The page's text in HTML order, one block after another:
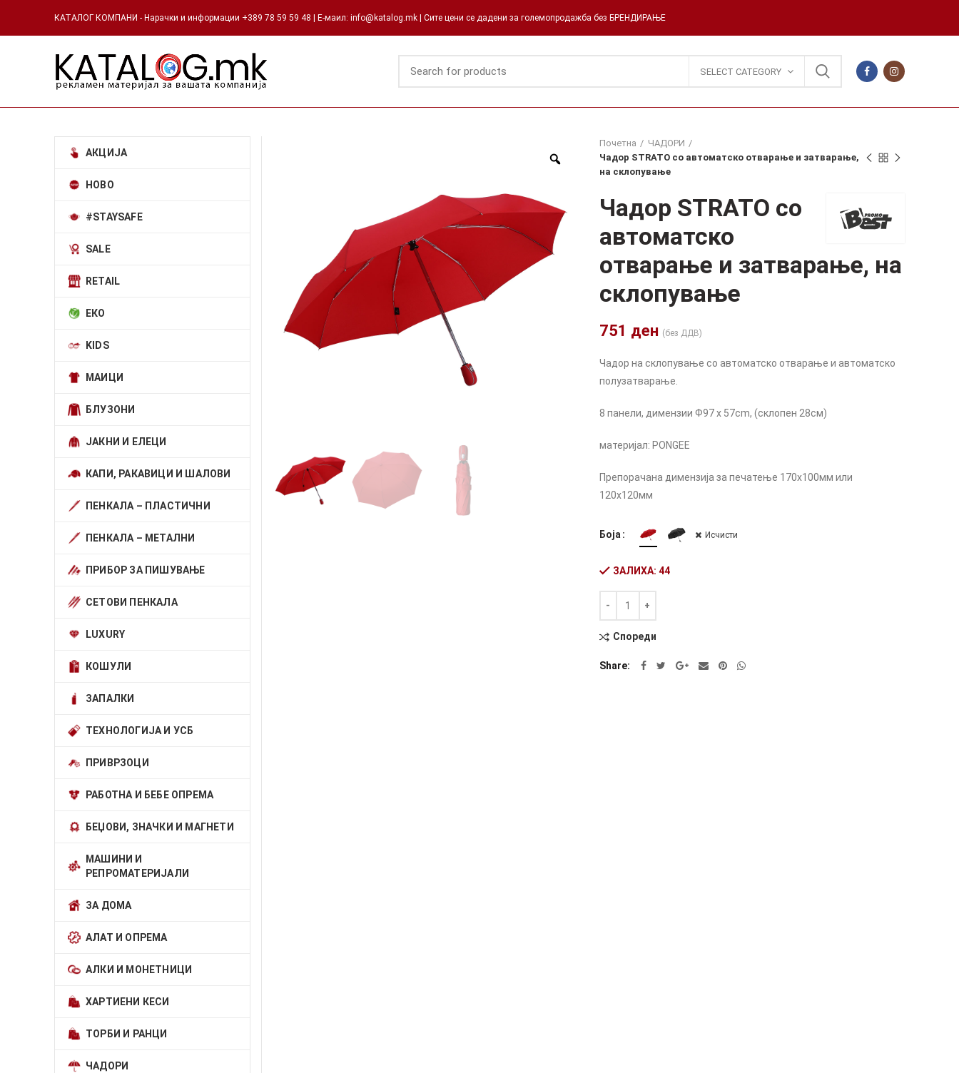
КАТАЛОГ КОМПАНИ - Нарачки и информации +389 78 59 59 48 | Е-маил: info@katalog.mk | Сите цени се дадени за големопродажба без БРЕНДИРАЊЕ
SELECT CATEGORY
Почетна
ЧАДОРИ
Чадор STRATO со автоматско отварање и затварање,
на склопување
Чадор STRATO со
автоматско
отварање и затварање, на
склопување
751 ден (без ДДВ)
Чадор на склопување со автоматско отварање и автоматско
полузатварање.
8 панели, димензии Ф97 x 57cm, (склопен 28см)
материјал: PONGEE
Препорачана димензија за печатење 170х100мм или
120х120мм
Боја Исчисти
ЗАЛИХА: 44
Alternative:
Спореди
Share
АКЦИЈА
НОВО
#STAYSAFE
SALE
RETAIL
ЕКО
KIDS
МАИЦИ
БЛУЗОНИ
ЈАКНИ И ЕЛЕЦИ
КАПИ, РАКАВИЦИ И ШАЛОВИ
ПЕНКАЛА – ПЛАСТИЧНИ
ПЕНКАЛА – МЕТАЛНИ
ПРИБОР ЗА ПИШУВАЊЕ
СЕТОВИ ПЕНКАЛА
LUXURY
КОШУЛИ
ЗАПАЛКИ
ТЕХНОЛОГИЈА И УСБ
ПРИВРЗОЦИ
РАБОТНА И БЕБЕ ОПРЕМА
БЕЏОВИ, ЗНАЧКИ И МАГНЕТИ
МАШИНИ И
РЕПРОМАТЕРИЈАЛИ
ЗА ДОМА
АЛАТ И ОПРЕМА
АЛКИ И МОНЕТНИЦИ
ХАРТИЕНИ КЕСИ
ТОРБИ И РАНЦИ
ЧАДОРИ